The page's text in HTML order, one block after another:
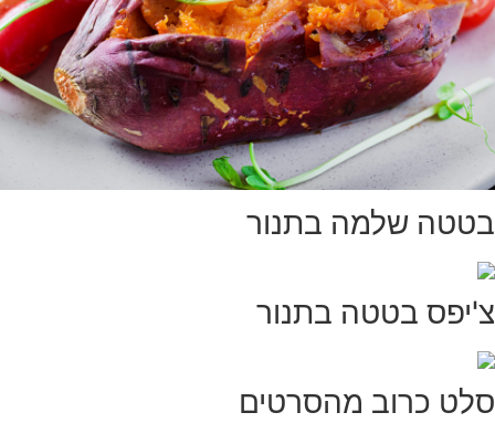
בטטה שלמה בתנור
צ'יפס בטטה בתנור
סלט כרוב מהסרטים